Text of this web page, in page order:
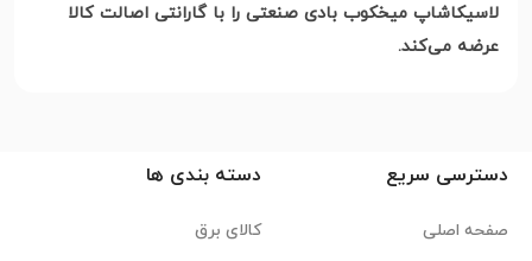
لاسیکاشاپ میخکوب بادی صنعتی را با گارانتی اصالت کالا
عرضه می‌کند.
دسترسی سریع
صفحه اصلی
دسته بندی ها
کالای برق